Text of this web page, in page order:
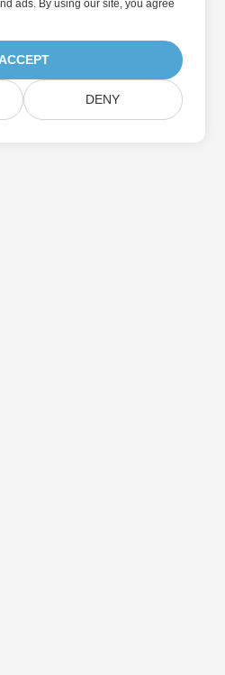
ads. By using our site, you agree
DENY